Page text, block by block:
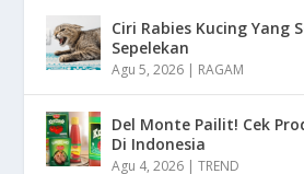
Ciri Rabies Kucing Yang
Sepelekan
Agu 5, 2026 | RAGAM
Del Monte Pailit! Cek
Di Indonesia
Agu 4, 2026 |TREND